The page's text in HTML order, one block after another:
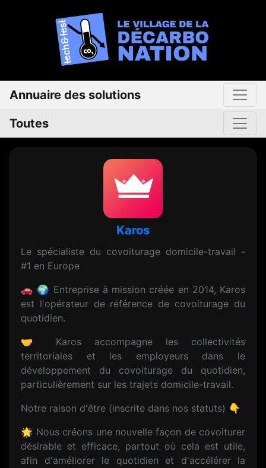
Annuaire des solutions
Toutes
Karos
Le spécialiste du covoiturage domicile-travail -
#1 en Europe
🚗 🌍 Entreprise à mission créée en 2014, Karos
est l'opérateur de référence de covoiturage du
quotidien.
🤝 Karos accompagne les collectivités
territoriales et les employeurs dans le
développement du covoiturage du quotidien,
particulièrement sur les trajets domicile-travail.
Notre raison d'être (inscrite dans nos statuts) 👇
🌟 Nous créons une nouvelle façon de covoiturer
désirable et efficace, partout où cela est utile,
afin d'améliorer le quotidien et d'accélérer la